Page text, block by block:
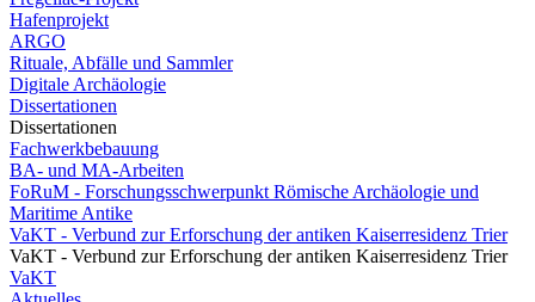
Hafenprojekt
ARGO
Rituale, Abfälle und Sammler
Digitale Archäologie
Dissertationen
Dissertationen
Fachwerkbebauung
BA- und MA-Arbeiten
FoRuM - Forschungsschwerpunkt Römische Archäologie und
Maritime Antike
VaKT - Verbund zur Erforschung der antiken Kaiserresidenz Trier
VaKT - Verbund zur Erforschung der antiken Kaiserresidenz Trier
VaKT